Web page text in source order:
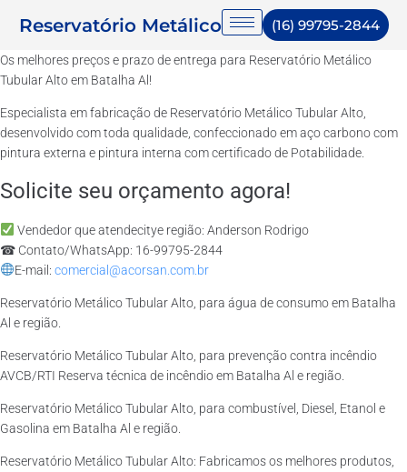
Reservatório Metálico (16) 99795-2844
Os melhores preços e prazo de entrega para Reservatório Metálico
Tubular Alto em Batalha Al!
Especialista em fabricação de Reservatório Metálico Tubular Alto,
desenvolvido com toda qualidade, confeccionado em aço carbono com
pintura externa e pintura interna com certificado de Potabilidade.
Solicite seu orçamento agora!
Vendedor que atendecitye região: Anderson Rodrigo
☎ Contato/WhatsApp: 16-99795-2844
E-mail: comercial@acorsan.com.br
Reservatório Metálico Tubular Alto, para água de consumo em Batalha
Al e região.
Reservatório Metálico Tubular Alto, para prevenção contra incêndio
AVCB/RTI Reserva técnica de incêndio em Batalha Al e região.
Reservatório Metálico Tubular Alto, para combustível, Diesel, Etanol e
Gasolina em Batalha Al e região.
Reservatório Metálico Tubular Alto: Fabricamos os melhores produtos,